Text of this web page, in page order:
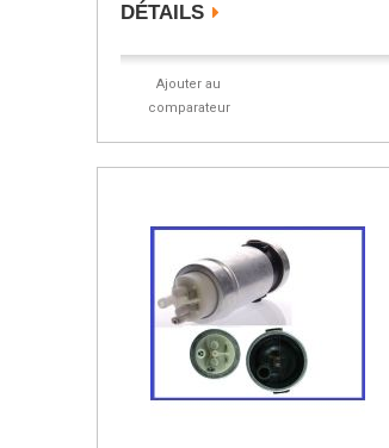
DÉTAILS
Ajouter au
comparateur